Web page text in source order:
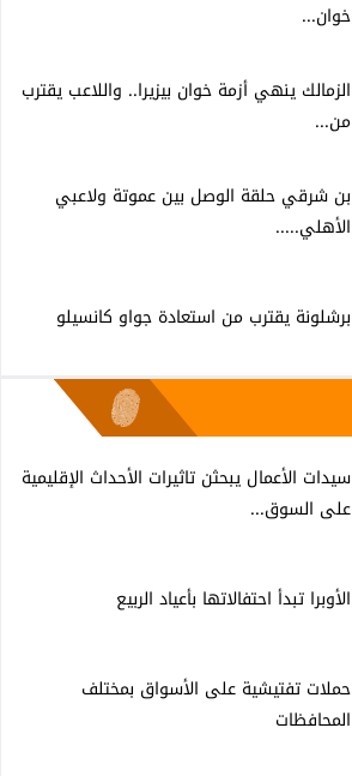
خوان...
الزمالك ينهي أزمة خوان بيزيرا.. واللاعب يقترب
من...
بن شرقي حلقة الوصل بين عموتة ولاعبي
الأهلي.....
برشلونة يقترب من استعادة جواو كانسيلو
سيدات الأعمال يبحثن تاثيرات الأحداث الإقليمية
على السوق...
الأوبرا تبدأ احتفالاتها بأعياد الربيع
حملات تفتيشية على الأسواق بمختلف
المحافظات